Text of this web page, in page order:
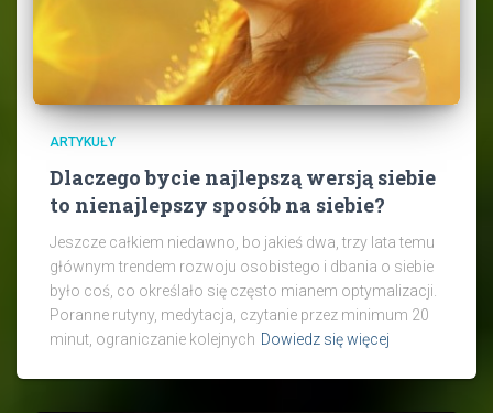
ARTYKUŁY
Dlaczego bycie najlepszą wersją siebie
to nienajlepszy sposób na siebie?
Jeszcze całkiem niedawno, bo jakieś dwa, trzy lata temu
głównym trendem rozwoju osobistego i dbania o siebie
było coś, co określało się często mianem optymalizacji.
Poranne rutyny, medytacja, czytanie przez minimum 20
minut, ograniczanie kolejnych Dowiedz się więcej